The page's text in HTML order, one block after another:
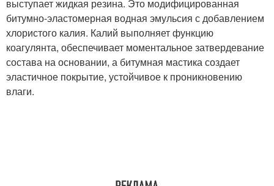
выступает жидкая резина. Это модифицированная
битумно-эластомерная водная эмульсия с добавлением
хлористого калия. Калий выполняет функцию
коагулянта, обеспечивает моментальное затвердевание
состава на основании, а битумная мастика создает
эластичное покрытие, устойчивое к проникновению
влаги.